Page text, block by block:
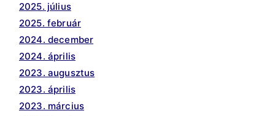
2025. július
2025. február
2024. december
2024. április
2023. augusztus
2023. április
2023. március